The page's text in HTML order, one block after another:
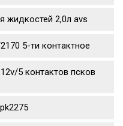
жидкостей 2,0л avs
5-ти контактное
5 контактов псков